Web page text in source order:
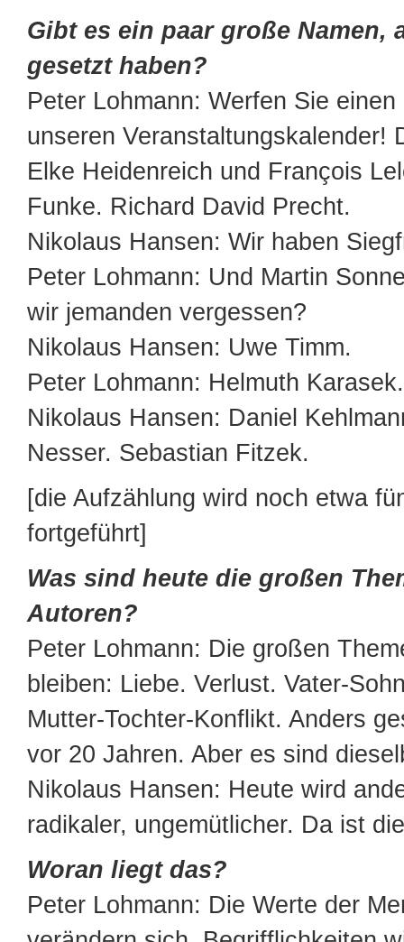
Gibt es ein paar große Namen,
gesetzt haben?
Peter Lohmann: Werfen Sie
unseren Veranstaltungskalender!
Elke Heidenreich und François
Funke. Richard David Precht.
Nikolaus Hansen: Wir haben
Peter Lohmann: Und Martin
wir jemanden vergessen?
Nikolaus Hansen: Uwe Timm.
Peter Lohmann: Helmuth Karasek.
Nikolaus Hansen: Daniel
Nesser. Sebastian Fitzek.
[die Aufzählung wird noch etwa
fortgeführt]
Was sind heute die großen
Autoren?
Peter Lohmann: Die großen
bleiben: Liebe. Verlust. Vater-
Mutter-Tochter-Konflikt. Anders
vor 20 Jahren. Aber es sind
Nikolaus Hansen: Heute wird
radikaler, ungemütlicher. Da ist
Woran liegt das?
Peter Lohmann: Die Werte der